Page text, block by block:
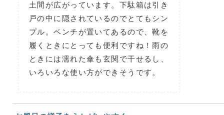
土間が広がっています。下駄箱は引き
戸の中に隠されているのでとてもシン
プル。ベンチが置いてあるので、靴を
履くときにとっても便利ですね！雨の
ときには濡れた傘も玄関で干せるし、
いろいろな使い方ができそうです。